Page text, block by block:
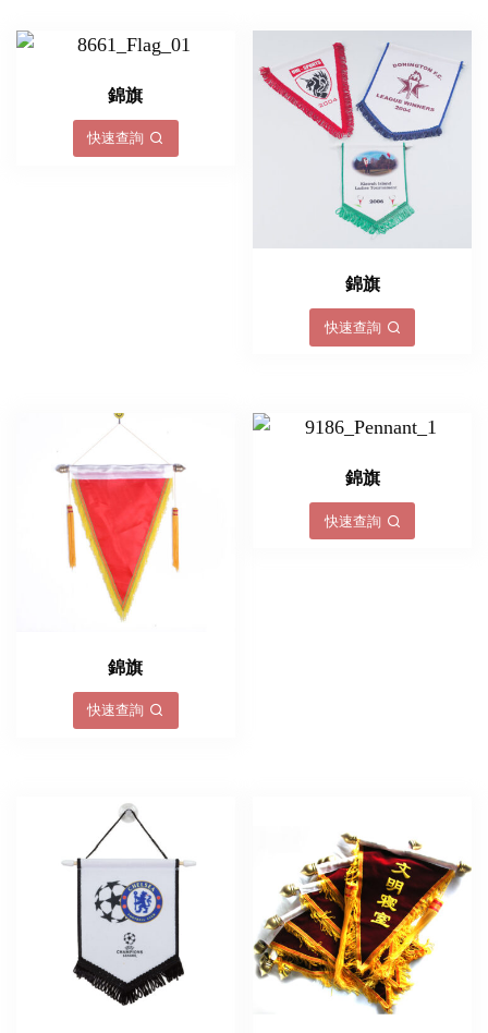
錦旗
快速查詢
錦旗
快速查詢
錦旗
快速查詢
錦旗
快速查詢